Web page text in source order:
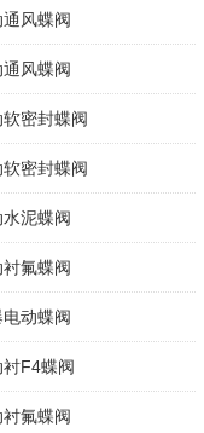
通风蝶阀
风蝶阀
密封蝶阀
软密封蝶阀
泥蝶阀
氟蝶阀
电动蝶阀
衬F4蝶阀
衬氟蝶阀